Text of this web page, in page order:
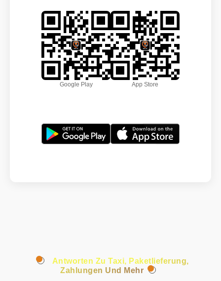
Google Play App Store
Antworten Zu Taxi, Paketlieferung,
Zahlungen Und Mehr